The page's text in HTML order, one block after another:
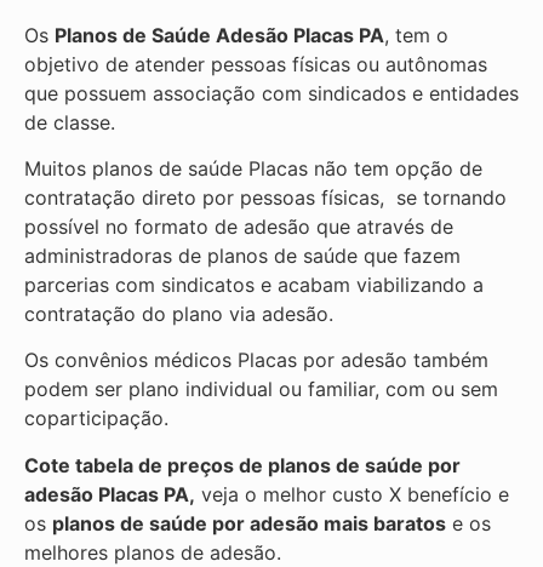
Os Planos de Saúde Adesão Placas PA, tem o
objetivo de atender pessoas físicas ou autônomas
que possuem associação com sindicados e entidades
de classe.
Muitos planos de saúde Placas não tem opção de
contratação direto por pessoas físicas, se tornando
possível no formato de adesão que através de
administradoras de planos de saúde que fazem
parcerias com sindicatos e acabam viabilizando a
contratação do plano via adesão.
Os convênios médicos Placas por adesão também
podem ser plano individual ou familiar, com ou sem
coparticipação.
Cote tabela de preços de planos de saúde por
adesão Placas PA, veja o melhor custo X benefício e
os planos de saúde por adesão mais baratos e os
melhores planos de adesão.